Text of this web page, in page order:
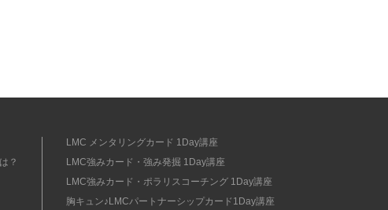
？
LMC メンタリングカード 1Day講座
LMC強みカード・強み発掘 1Day講座
LMC強みカード・ポラリスコーチング 1Day講座
胸キュン♪LMCパートナーシップカード1Day講座